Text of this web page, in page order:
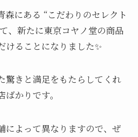
森にある “こだわりのセレクト
、新たに東京コヤノ堂の商品
けることになりました✨
驚きと満足をもたらしてくれ
かりです。
によって異なりますので、ぜ